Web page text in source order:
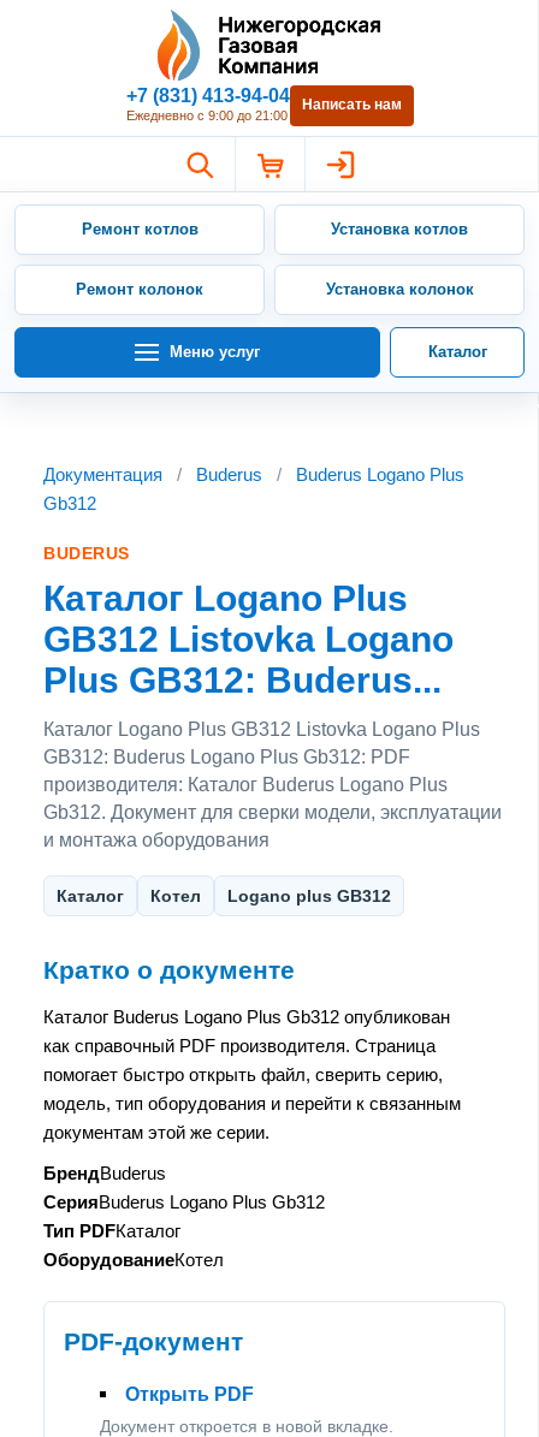
Нижегородская Газовая
+7 (831) 413-94-04
Ежедневно с 9:00 до 21:00
Написать нам
Ремонт котлов Установка котлов
Ремонт колонок Установка колонок
Меню услуг Каталог
Документация / Buderus /
Buderus Logano Plus
Gb312
BUDERUS
Каталог Logano Plus
GB312 Listovka Logano
Plus GB312: Buderus...
Каталог Logano Plus GB312 Listovka Logano Plus
GB312: Buderus Logano Plus Gb312: PDF
производителя: Каталог Buderus Logano Plus
Gb312. Документ для сверки модели, эксплуатации
и монтажа оборудования
Каталог Котел Logano plus GB312
Кратко о документе
Каталог Buderus Logano Plus Gb312 опубликован
как справочный PDF производителя. Страница
помогает быстро открыть файл, сверить серию,
модель, тип оборудования и перейти к связанным
документам этой же серии.
БрендBuderus
СерияBuderus Logano Plus Gb312
Тип PDFКаталог
ОборудованиеКотел
PDF-документ
Открыть PDF
Документ откроется в новой вкладке.